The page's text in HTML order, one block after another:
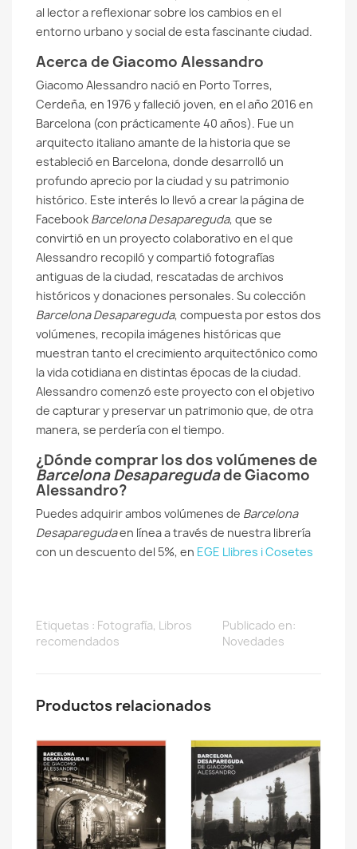
al lector a reflexionar sobre los cambios en el
entorno urbano y social de esta fascinante ciudad.
Acerca de Giacomo Alessandro
Giacomo Alessandro nació en Porto Torres,
Cerdeña, en 1976 y falleció joven, en el año 2016 en
Barcelona (con prácticamente 40 años). Fue un
arquitecto italiano amante de la historia que se
estableció en Barcelona, donde desarrolló un
profundo aprecio por la ciudad y su patrimonio
histórico. Este interés lo llevó a crear la página de
Facebook Barcelona Desapareguda, que se
convirtió en un proyecto colaborativo en el que
Alessandro recopiló y compartió fotografías
antiguas de la ciudad, rescatadas de archivos
históricos y donaciones personales. Su colección
Barcelona Desapareguda, compuesta por estos dos
volúmenes, recopila imágenes históricas que
muestran tanto el crecimiento arquitectónico como
la vida cotidiana en distintas épocas de la ciudad.
Alessandro comenzó este proyecto con el objetivo
de capturar y preservar un patrimonio que, de otra
manera, se perdería con el tiempo​.
¿Dónde comprar los dos volúmenes de
Barcelona Desaparegudade Giacomo
Alessandro?
Puedes adquirir ambos volúmenes de Barcelona
Desaparegudaen línea a través de nuestra librería
con un descuento del 5%, en EGE Llibres i Cosetes
Etiquetas : Fotografía, Libros
recomendados
Publicado en:
Novedades
Productos relacionados